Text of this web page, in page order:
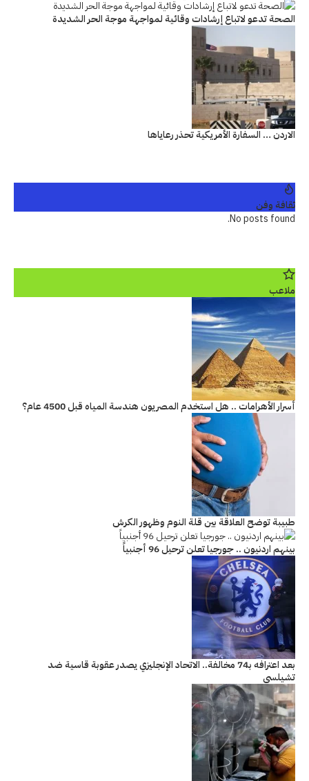
الصحة تدعو لاتباع إرشادات وقائية لمواجهة موجة الحر الشديدة
الاردن … السفارة الأمريكية تحذر رعاياها
ثقافة وفن
No posts found.
ملاعب
أسرار الأهرامات .. هل استخدم المصريون هندسة المياه قبل 4500 عام؟
طبيبة توضح العلاقة بين قلة النوم وظهور الكرش
بينهم اردنيون .. جورجيا تعلن ترحيل 96 أجنبياً
بعد اعترافه بـ74 مخالفة.. الاتحاد الإنجليزي يصدر عقوبة قاسية ضد
تشيلسي